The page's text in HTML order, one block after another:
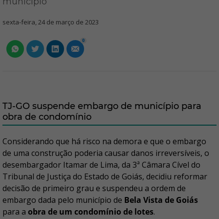
sexta-feira, 24 de março de 2023
0
TJ-GO suspende embargo de município para
obra de condomínio
Considerando que há risco na demora e que o embargo
de uma construção poderia causar danos irreversíveis, o
desembargador Itamar de Lima, da 3ª Câmara Cível do
Tribunal de Justiça do Estado de Goiás, decidiu reformar
decisão de primeiro grau e suspendeu a ordem de
embargo dada pelo município de Bela Vista de Goiás
para a obra de um condomínio de lotes.